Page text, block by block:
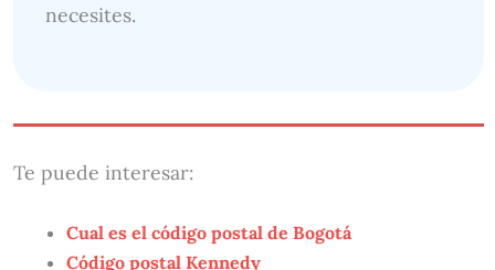
necesites.
Te puede interesar:
Cual es el código postal de Bogotá
Código postal Kennedy